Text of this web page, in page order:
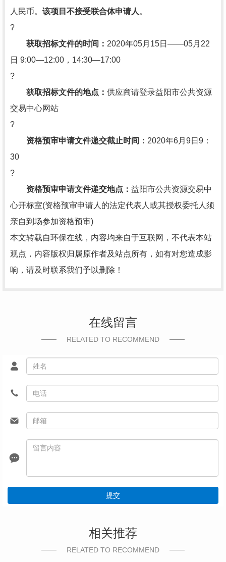
人民币。 该项目不接受联合体申请人 。
?
获取招标文件的时间： 2020年05月15日——05月22
日 9:00—12:00，14:30—17:00
?
获取招标文件的地点： 供应商请登录益阳市公共资源
交易中心网站
?
资格预审申请文件递交截止时间： 2020年6月9日9：
30
?
资格预审申请文件递交地点： 益阳市公共资源交易中
心开标室(资格预审申请人的法定代表人或其授权委托人须
亲自到场参加资格预审)
本文转载自环保在线，内容均来自于互联网，不代表本站
观点，内容版权归属原作者及站点所有，如有对您造成影
响，请及时联系我们予以删除！
在线留言
RELATED TO RECOMMEND
提交
相关推荐
RELATED TO RECOMMEND